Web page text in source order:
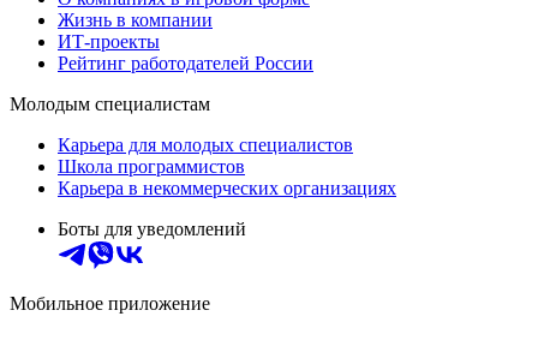
Жизнь в компании
ИТ-проекты
Рейтинг работодателей России
Молодым специалистам
Карьера для молодых специалистов
Школа программистов
Карьера в некоммерческих организациях
Боты для уведомлений
Мобильное приложение